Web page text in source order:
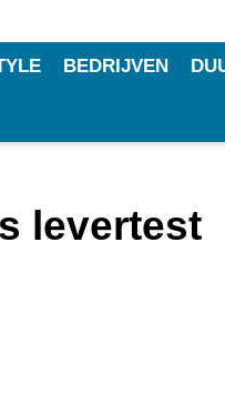
BEDRIJVEN
levertest